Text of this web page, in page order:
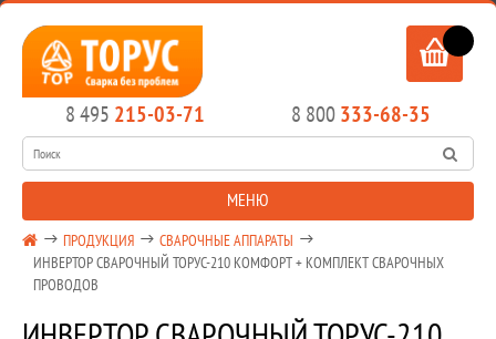
8 495 215-03-71 8 800333-68-35
МЕНЮ
ПРОДУКЦИЯ
СВАРОЧНЫЕ АППАРАТЫ
ИНВЕРТОР СВАРОЧНЫЙ ТОРУС-210 КОМФОРТ + КОМПЛЕКТ СВАРОЧНЫХ
ПРОВОДОВ